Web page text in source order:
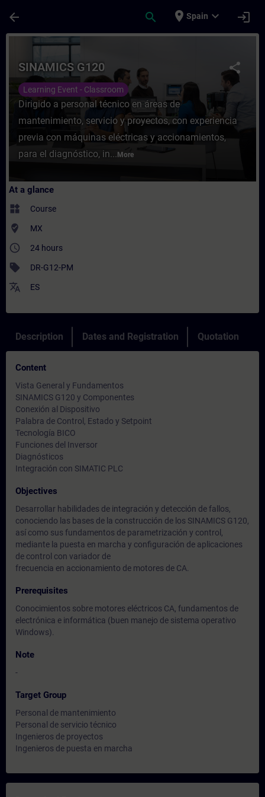
arrow_back search place Spain expand_more login
Course - SINAMICS G120 - Training -
share
SINAMICS G120
Learning Event - Classroom
Dirigido a personal técnico en áreas de
mantenimiento, servicio y proyectos, con experiencia
previa con máquinas eléctricas y accionamientos,
para el diagnóstico, in... More
At a glance
widgets Course
where_to_vote MX
access_time 24 hours
sell DR-G12-PM
translate ES
Description Dates and Registration Quotation
Content
Vista General y Fundamentos
SINAMICS G120 y Componentes
Conexión al Dispositivo
Palabra de Control, Estado y Setpoint
Tecnología BICO
Funciones del Inversor
Diagnósticos
Integración con SIMATIC PLC
Objectives
Desarrollar habilidades de integración y detección de fallos,
conociendo las bases de la construcción de los SINAMICS G120,
así como sus fundamentos de parametrización y control,
mediante la puesta en marcha y configuración de aplicaciones
de control con variador de
frecuencia en accionamiento de motores de CA.
Prerequisites
Conocimientos sobre motores eléctricos CA, fundamentos de
electrónica e informática (buen manejo de sistema operativo
Windows).
Note
-
Target Group
Personal de mantenimiento
Personal de servicio técnico
Ingenieros de proyectos
Ingenieros de puesta en marcha